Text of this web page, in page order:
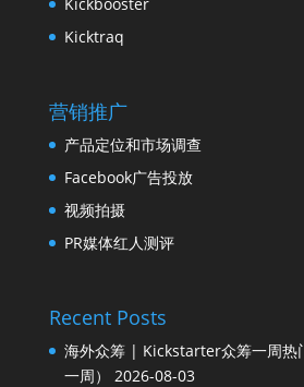
Kicktraq
营销推广
产品定位和市场调查
Facebook广告投放
视频拍摄
PR媒体红人测评
Recent Posts
海外众筹 | Kickstarter众筹一周热
一周）
2026-08-03